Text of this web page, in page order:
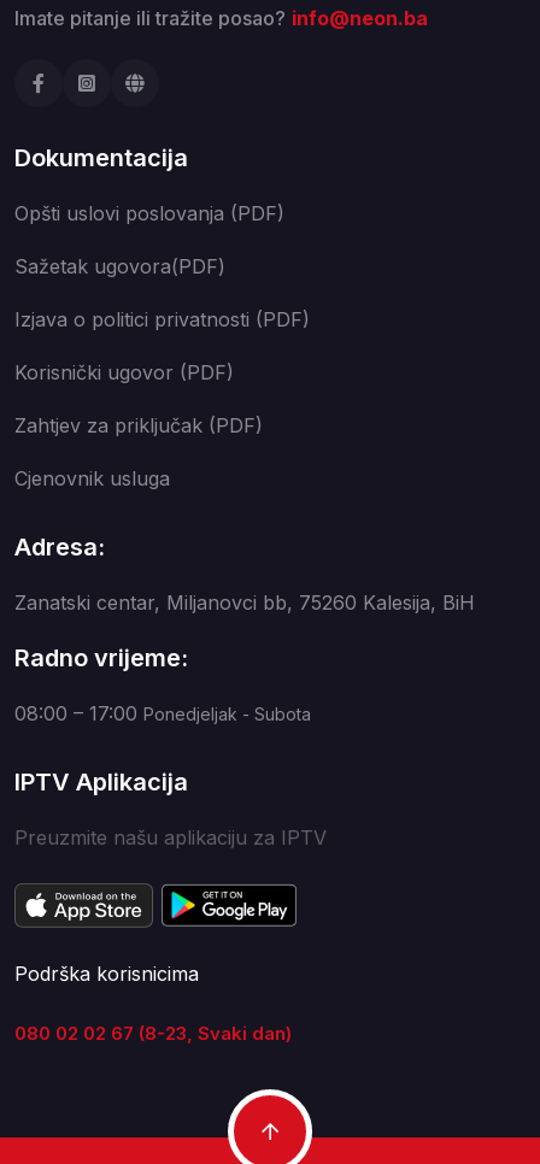
Imate pitanje ili tražite posao? info@neon.ba
Dokumentacija
Opšti uslovi poslovanja (PDF)
Sažetak ugovora(PDF)
Izjava o politici privatnosti (PDF)
Korisnički ugovor (PDF)
Zahtjev za priključak (PDF)
Cjenovnik usluga
Adresa:
Zanatski centar, Miljanovci bb, 75260 Kalesija, BiH
Radno vrijeme:
08:00 – 17:00 Ponedjeljak - Subota
IPTV Aplikacija
Preuzmite našu aplikaciju za IPTV
Podrška korisnicima
080 02 02 67 (8-23, Svaki dan)